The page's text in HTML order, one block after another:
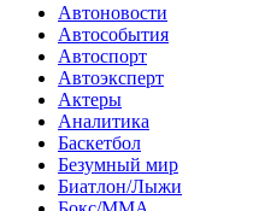
Автоновости
Автособытия
Автоспорт
Автоэксперт
Актеры
Аналитика
Баскетбол
Безумный мир
Биатлон/Лыжи